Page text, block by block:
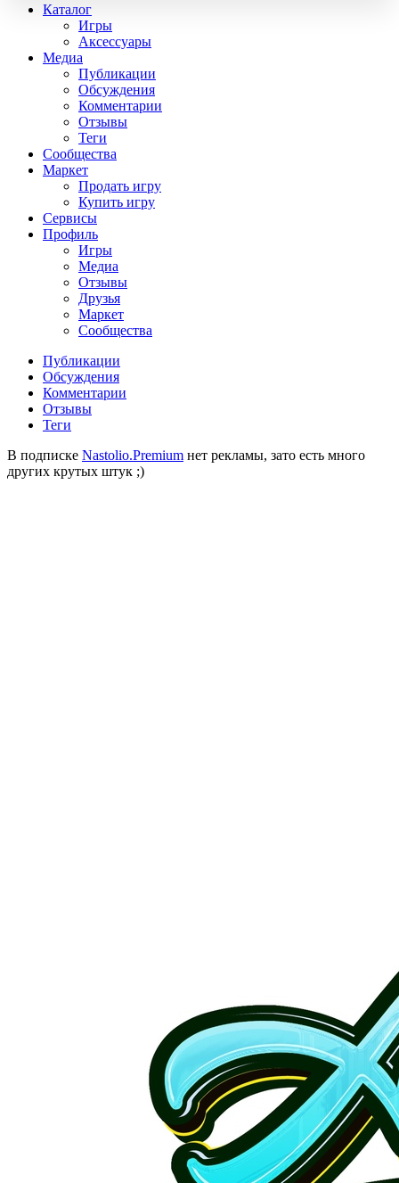
Каталог
Игры
Аксессуары
Медиа
Публикации
Обсуждения
Комментарии
Отзывы
Теги
Сообщества
Маркет
Продать игру
Купить игру
Сервисы
Профиль
Игры
Медиа
Отзывы
Друзья
Маркет
Сообщества
Публикации
Обсуждения
Комментарии
Отзывы
Теги
В подписке Nastolio.Premium нет рекламы, зато есть много
других крутых штук ;)